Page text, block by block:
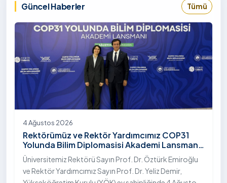
Güncel Haberler Tümü
4 Ağustos 2026
Rektörümüz ve Rektör Yardımcımız COP31
Yolunda Bilim Diplomasisi Akademi Lansmanı
Toplantısına Katıldı
Üniversitemiz Rektörü Sayın Prof. Dr. Öztürk Emiroğlu
ve Rektör Yardımcımız Sayın Prof. Dr. Yeliz Demir,